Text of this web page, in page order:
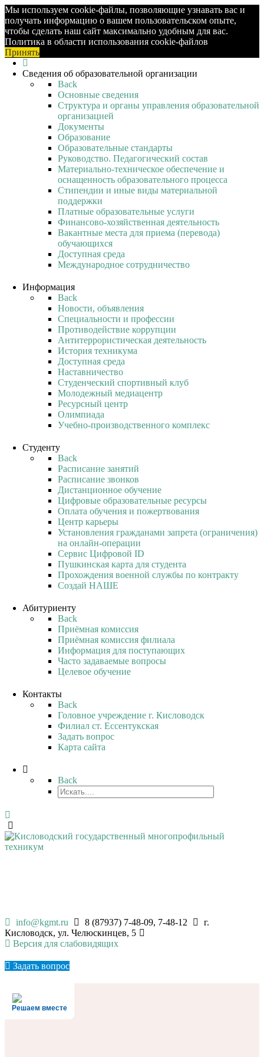
Мы используем cookie-файлы, позволяющие узнавать вас и
получать информацию о вашем пользовательском опыте,
чтобы сделать наш сайт максимально удобным для вас.
Политика в области использования cookie-файлов
Принять
Сведения об образовательной организации
Back
Основные сведения
Структура и органы управления образовательной
организацией
Документы
Образование
Образовательные стандарты
Руководство. Педагогический состав
Материально-техническое обеспечение и
оснащенность образовательного процесса
Стипендии и иные виды материальной
поддержки
Платные образовательные услуги
Финансово-хозяйственная деятельность
Вакантные места для приема (перевода)
обучающихся
Доступная среда
Международное сотрудничество
Информация
Back
Новости, объявления
Специальности и профессии
Противодействие коррупции
Антитеррористическая деятельность
История техникума
Доступная среда
Наставничество
Студенческий спортивный клуб
Молодежный медиацентр
Ресурсный центр
Олимпиада
Учебно-производственного комплекс
Студенту
Back
Расписание занятий
Расписание звонков
Дистанционное обучение
Цифровые образовательные ресурсы
Оплата обучения и пожертвования
Центр карьеры
Установления гражданами запрета (ограничения)
на онлайн-операции
Сервис Цифровой ID
Пушкинская карта для студента
Прохождения военной службы по контракту
Создай НАШЕ
Абитуриенту
Back
Приёмная комиссия
Приёмная комиссия филиала
Информация для поступающих
Часто задаваемые вопросы
Целевое обучение
Контакты
Back
Головное учреждение г. Кисловодск
Филиал ст. Ессентукская
Задать вопрос
Карта сайта
Back
info@kgmt.ru 8 (87937) 7-48-09, 7-48-12
г.
Кисловодск, ул. Челюскинцев, 5
Версия для слабовидящих
Задать вопрос
Решаем вместе